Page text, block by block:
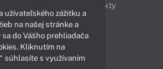
Produkty
Videá
Obsah
užívateľského zážitku a
na našej stránke a
do Vášho prehliadača
Kliknutím na
súhlasíte s využívaním